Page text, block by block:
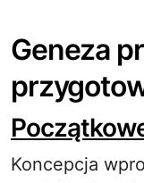
Geneza
Koncepcja